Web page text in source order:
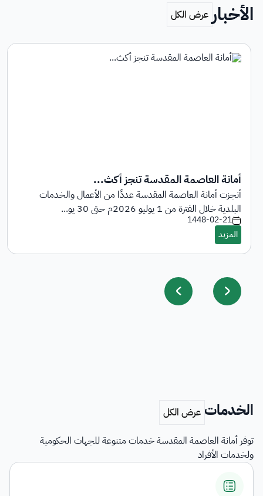
الأخبار
أمانة العاصمة المقدسة تنجز أكث...
أنجزت أمانة العاصمة المقدسة عددًا من الأعمال والخدمات
البلدية خلال الفترة من 1 يوليو 2026م حتى 30 يو...
1448-02-21
الخدمات
توفر أمانة العاصمة المقدسة خدمات متنوعة للجهات الحكومية
ولخدمات الأفراد